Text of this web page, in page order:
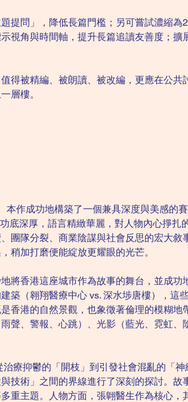
提問」，降低長篇門檻；另可嘗試濃縮為
視角與時間軸，提升長篇追讀友善度；擴
被精編、被朗讀、被改編，更應在公共
層樓。
作成功地構築了一個兼具深度與美感的
底深厚，語言精緻華麗，對人物內心掙扎
團隊分裂、商業陰謀與社會反思的宏大敘
稍加打磨便能綻放更耀眼的光芒。
將香港這座城市作為故事的舞台，並成功
築（翱翔醫療中心 vs. 深水埗唐樓），這
香港的自然景觀，也象徵著倫理的模糊地
聲、警報、心跳）、光影（藍光、霓虹、
療抑鬱的「開枝」到引發社會混亂的「
技術」之間的界線進行了深刻的探討。故
重主題。人物方面，張翺醫生作為核心，